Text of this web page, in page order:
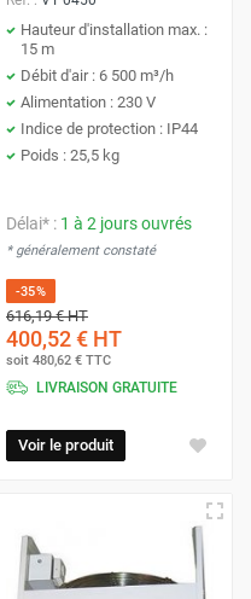
Hauteur d'installation max. :
15 m
Débit d'air : 6 500 m³/h
Alimentation : 230 V
Indice de protection : IP44
Poids : 25,5 kg
Délai* : 1 à 2 jours ouvrés
* généralement constaté
-35%
616,19 €HT
400,52 € HT
soit 480,62 € TTC
LIVRAISON GRATUITE
Voir le produit